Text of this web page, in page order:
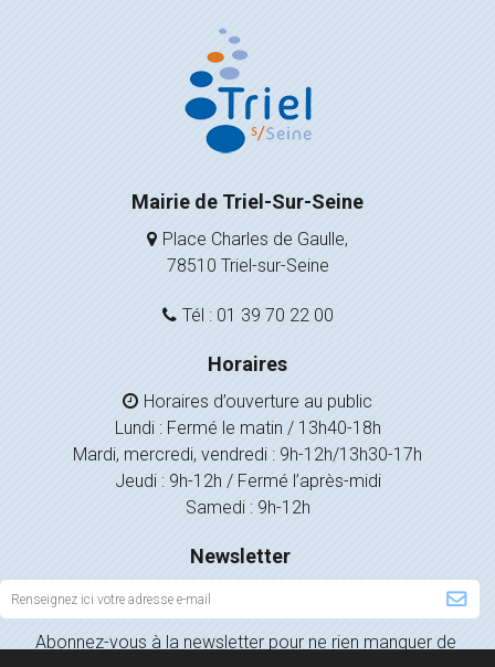
Mairie de Triel-Sur-Seine
Place Charles de Gaulle,
78510 Triel-sur-Seine
Tél : 01 39 70 22 00
Horaires
Horaires d’ouverture au public
Lundi : Fermé le matin / 13h40-18h
Mardi, mercredi, vendredi : 9h-12h/13h30-17h
Jeudi : 9h-12h / Fermé l’après-midi
Samedi : 9h-12h
Newsletter
Inscription
à
la
Abonnez-vous à la newsletter pour ne rien manquer de